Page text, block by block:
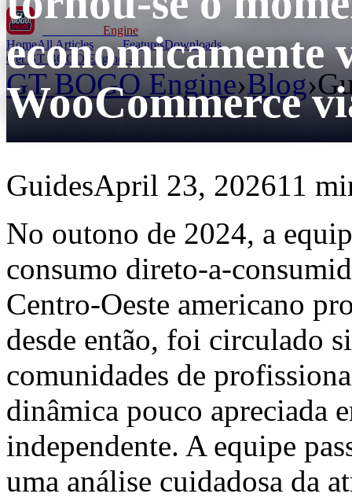
Engine
HomeAll Articles FeaturesDownloads
Get GT BOGO Engine →
GT BOGO Engine›Blog›
economicamente
WooCommerce
GuidesApril 23, 202611
No outono de 2024, a
consumo direto-a-
Centro-Oeste americano
desde então, foi circulado
comunidades de
dinâmica pouco apreciada
independente. A equipe
uma análise cuidadosa da